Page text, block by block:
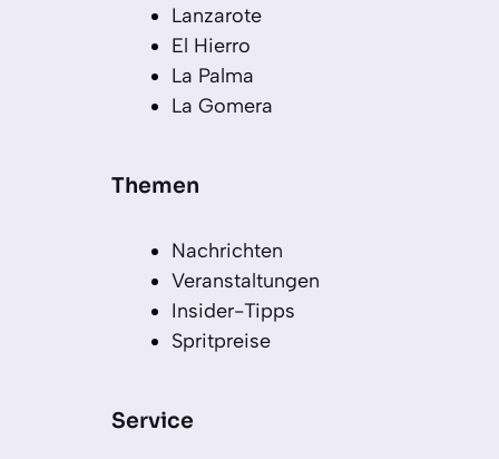
Lanzarote
El Hierro
La Palma
La Gomera
Themen
Nachrichten
Veranstaltungen
Insider-Tipps
Spritpreise
Service